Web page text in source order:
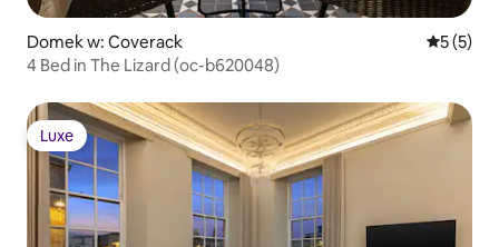
Domek w: Coverack Średnia
5 (5)
4 Bed in The Lizard (oc-b620048)
Luxe
Luxe